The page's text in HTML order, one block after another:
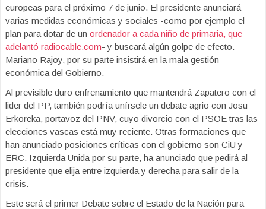
europeas para el próximo 7 de junio. El presidente anunciará
varias medidas económicas y sociales -como por ejemplo el
plan para dotar de un ordenador a cada niño de primaria, que
adelantó radiocable.com- y buscará algún golpe de efecto.
Mariano Rajoy, por su parte insistirá en la mala gestión
económica del Gobierno.
Al previsible duro enfrenamiento que mantendrá Zapatero con el
lider del PP, también podría unírsele un debate agrio con Josu
Erkoreka, portavoz del PNV, cuyo divorcio con el PSOE tras las
elecciones vascas está muy reciente. Otras formaciones que
han anunciado posiciones críticas con el gobierno son CiU y
ERC. Izquierda Unida por su parte, ha anunciado que pedirá al
presidente que elija entre izquierda y derecha para salir de la
crisis.
Este será el primer Debate sobre el Estado de la Nación para